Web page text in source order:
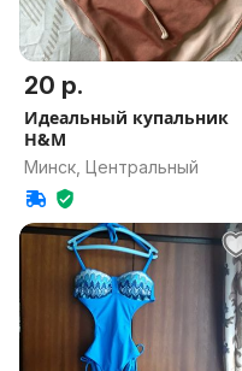
20 р.
Идеальный купальник
H&M
Минск, Центральный